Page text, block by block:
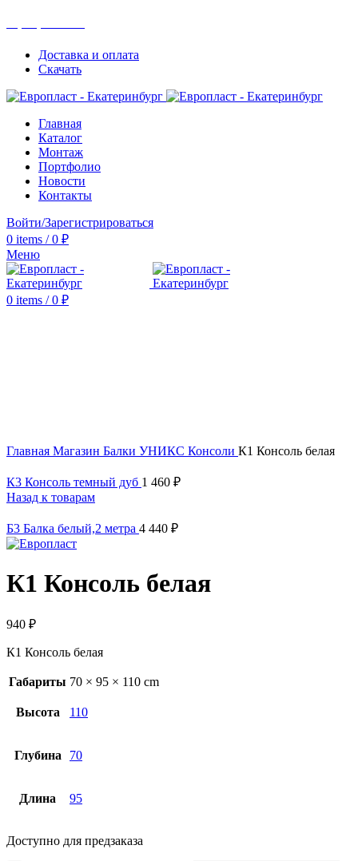
Доставка и оплата
Скачать
Главная
Каталог
Монтаж
Портфолио
Новости
Контакты
Войти/Зарегистрироваться
0 items / 0 ₽
Меню
0 items / 0 ₽
Главная Магазин Балки УНИКС Консоли К1 Консоль белая
К3 Консоль темный дуб 1 460 ₽
Назад к товарам
Б3 Балка белый,2 метра 4 440 ₽
К1 Консоль белая
940 ₽
К1 Консоль белая
Габариты 70 × 95 × 110 cm
Высота 110
Глубина 70
Длина 95
Доступно для предзаказа